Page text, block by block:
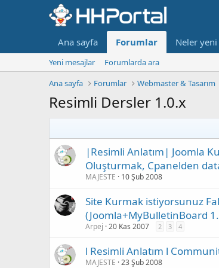
Ana sayfa Forumlar Neler yeni
Yeni mesajlar
Forumlarda ara
Ana sayfa
Forumlar Webmaster & Tasarım
Resimli Dersler 1.0.x
|Resimli Anlatım| Joomla
Oluşturmak, Cpanelden
MAJESTE 10 Şub 2008
Site Kurmak istiyorsunuz
(Joomla+MyBulletinBoard
Arpej 20 Kas 2007 2 3 4
l Resimli Anlatım l
MAJESTE 23 Şub 2008